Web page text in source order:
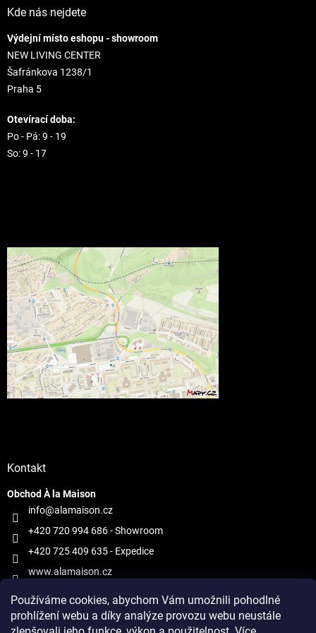
Používáme cookies, abychom Vám umožnili pohodlné
prohlížení webu a díky analýze provozu webu neustále
Kde nás nejdete
Výdejní místo eshopu - showroom
NEW LIVING CENTER
Šafránkova 1238/1
Praha 5
Otevírací doba:
Po - Pá: 9 - 19
So: 9 - 17
Kontakt
Obchod À la Maison
info@alamaison.cz
+420 720 994 686- Showroom
+420 725 409 635- Expedice
www.alamaison.cz